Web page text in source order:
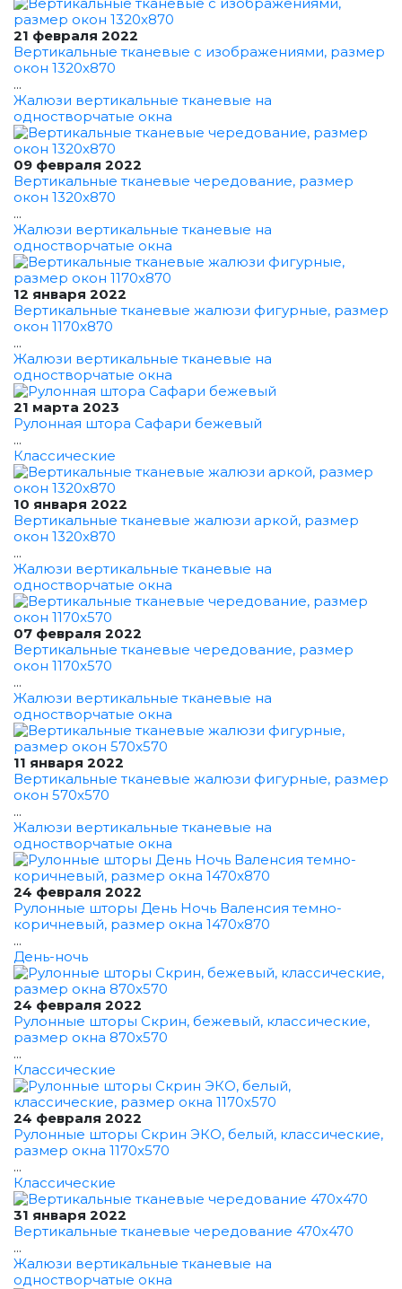
21 февраля 2022
Вертикальные тканевые с изображениями, размер
окон 1320x870
...
Жалюзи вертикальные тканевые на
одностворчатые окна
09 февраля 2022
Вертикальные тканевые чередование, размер
окон 1320x870
...
Жалюзи вертикальные тканевые на
одностворчатые окна
12 января 2022
Вертикальные тканевые жалюзи фигурные, размер
окон 1170x870
...
Жалюзи вертикальные тканевые на
одностворчатые окна
21 марта 2023
Рулонная штора Сафари бежевый
...
Классические
10 января 2022
Вертикальные тканевые жалюзи аркой, размер
окон 1320x870
...
Жалюзи вертикальные тканевые на
одностворчатые окна
07 февраля 2022
Вертикальные тканевые чередование, размер
окон 1170x570
...
Жалюзи вертикальные тканевые на
одностворчатые окна
11 января 2022
Вертикальные тканевые жалюзи фигурные, размер
окон 570x570
...
Жалюзи вертикальные тканевые на
одностворчатые окна
24 февраля 2022
Рулонные шторы День Ночь Валенсия темно-
коричневый, размер окна 1470x870
...
День-ночь
24 февраля 2022
Рулонные шторы Скрин, бежевый, классические,
размер окна 870x570
...
Классические
24 февраля 2022
Рулонные шторы Скрин ЭКО, белый, классические,
размер окна 1170x570
...
Классические
31 января 2022
Вертикальные тканевые чередование 470x470
...
Жалюзи вертикальные тканевые на
одностворчатые окна